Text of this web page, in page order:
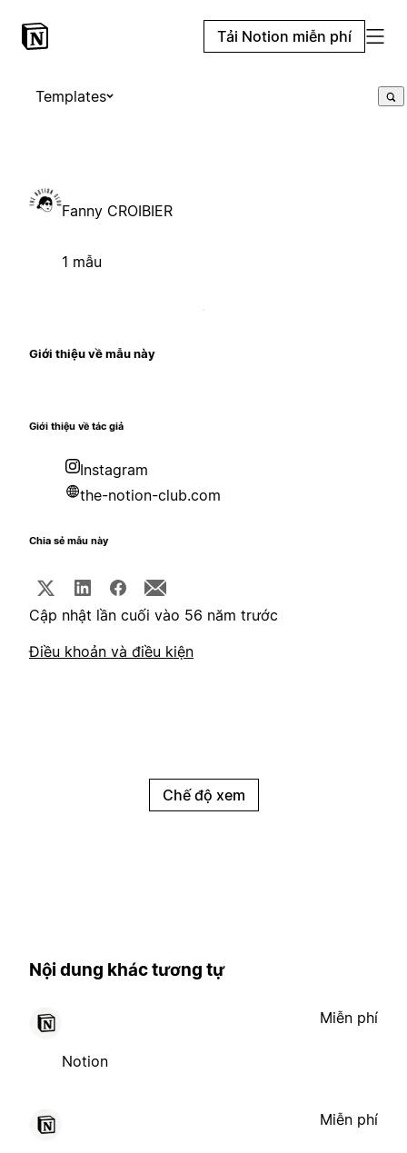
Tải Notion miễn phí
Templates
Fanny CROIBIER
1 mẫu
Giới thiệu về mẫu này
Giới thiệu về tác giả
Instagram
the-notion-club.com
Chia sẻ mẫu này
Cập nhật lần cuối vào 56 năm trước
Điều khoản và điều kiện
Chế độ xem
Nội dung khác tương tự
Notion
Miễn phí
Miễn phí